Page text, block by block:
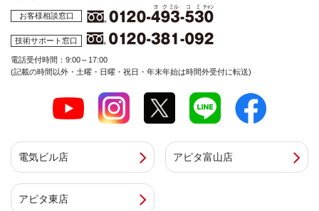
お客様相談窓口
技術サポート窓口
電話受付時間：9:00～17:00
(記載の時間以外・土曜・日曜・祝日・年末年始は時間外受付に転送)
電気ビル店 アピタ富山店
アピタ東店